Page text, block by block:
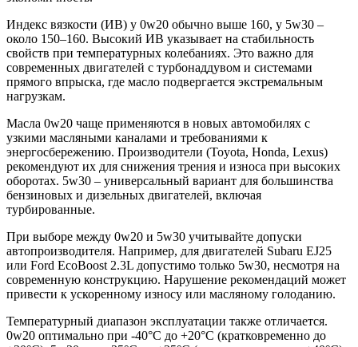
Индекс вязкости (ИВ) у 0w20 обычно выше 160, у 5w30 –
около 150–160. Высокий ИВ указывает на стабильность
свойств при температурных колебаниях. Это важно для
современных двигателей с турбонаддувом и системами
прямого впрыска, где масло подвергается экстремальным
нагрузкам.
Масла 0w20 чаще применяются в новых автомобилях с
узкими масляными каналами и требованиями к
энергосбережению. Производители (Toyota, Honda, Lexus)
рекомендуют их для снижения трения и износа при высоких
оборотах. 5w30 – универсальный вариант для большинства
бензиновых и дизельных двигателей, включая
турбированные.
При выборе между 0w20 и 5w30 учитывайте допуски
автопроизводителя. Например, для двигателей Subaru EJ25
или Ford EcoBoost 2.3L допустимо только 5w30, несмотря на
современную конструкцию. Нарушение рекомендаций может
привести к ускоренному износу или масляному голоданию.
Температурный диапазон эксплуатации также отличается.
0w20 оптимально при -40°C до +20°C (кратковременно до